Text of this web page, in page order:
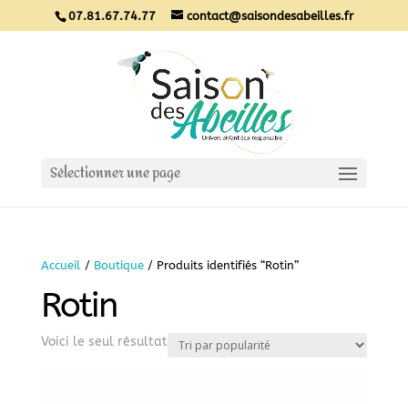
07.81.67.74.77 contact@saisondesabeilles.fr
Sélectionner une page
Accueil/ Boutique/ Produits identifiés “Rotin”
Rotin
Voici le seul résultat